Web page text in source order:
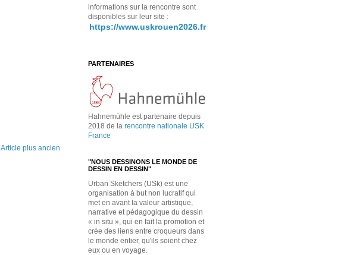
Article plus ancien
informations sur la rencontre sont
disponibles sur leur site :
https://www.uskrouen2026.fr
PARTENAIRES
Hahnemühle est partenaire depuis
2018 de la rencontre nationale USK
France
"NOUS DESSINONS LE MONDE DE
DESSIN EN DESSIN"
Urban Sketchers (USk) est une
organisation à but non lucratif qui
met en avant la valeur artistique,
narrative et pédagogique du dessin
« in situ », qui en fait la promotion et
crée des liens entre croqueurs dans
le monde entier, qu'ils soient chez
eux ou en voyage.